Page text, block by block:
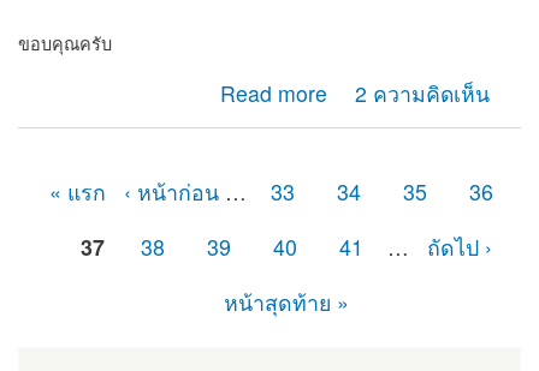
ขอบคุณครับ
Read more
about สอบถามสมาชิกเกี่ยวกับการส่ง RSS Feed จาก
Drupal
2 ความคิดเห็น
« แรก ‹ หน้าก่อน … 33 34 35
36
37
38 39 40 41 …
ถัดไป ›
หน้าสุดท้าย »